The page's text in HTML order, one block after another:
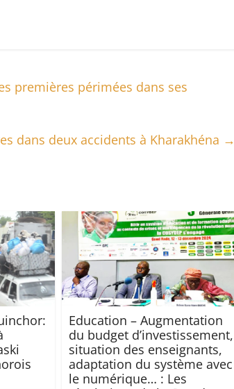
premières périmées dans ses
dans deux accidents à Kharakhéna →
Education – Augmentation
du budget d’investissement,
situation des enseignants,
adaptation du système avec
le numérique… : Les